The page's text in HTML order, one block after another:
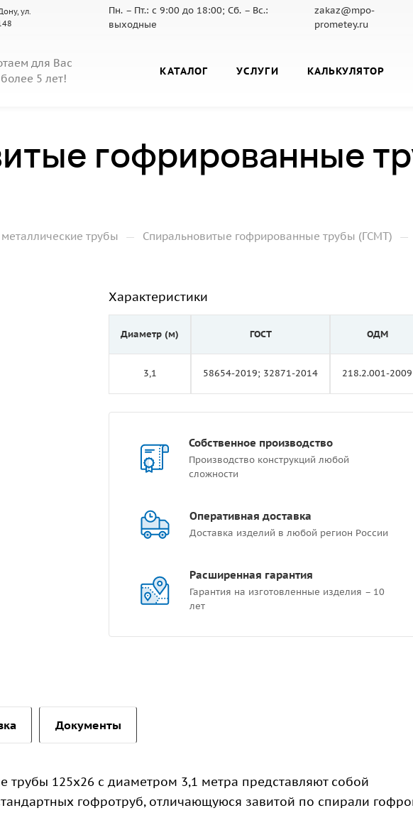
ул.
Пн. – Пт.: с 9:00 до 18:00; Сб. – Вс.:
выходные
zakaz@mpo-
prometey.ru
для Вас
5 лет!
КАТАЛОГ УСЛУГИ КАЛЬКУЛЯТОР
гофрированные
трубы — Спиральновитые гофрированные трубы (ГСМТ) —
Характеристики
Диаметр (м)
3,1
ГОСТ
58654-2019; 32871-2014
ОДМ
218.2.001-2009
Собственное производство
Производство конструкций любой
сложности
Оперативная доставка
Доставка изделий в любой регион России
Расширенная гарантия
Гарантия на изготовленные изделия – 10
лет
Документы
125х26 с диаметром 3,1 метра представляют собой
гофротруб, отличающуюся завитой по спирали